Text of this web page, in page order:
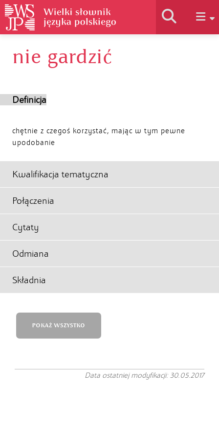
Historia słownika
nie gardzić
Definicja
chętnie z czegoś korzystać, mając w tym pewne
upodobanie
Kwalifikacja tematyczna
Połączenia
Cytaty
Odmiana
Składnia
POKAŻ WSZYSTKO
Data ostatniej modyfikacji: 30.05.2017